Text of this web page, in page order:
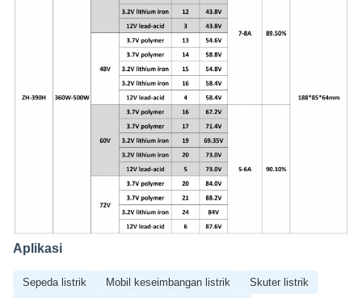
Aplikasi
Sepeda listrik Mobil keseimbangan listrik
Skuter listrik